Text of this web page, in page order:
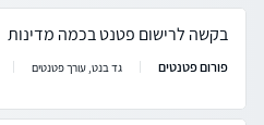
בקשה לרישום פטנט בכמה מדינות
פורום פטנטים גד בנט, עורך פטנטים